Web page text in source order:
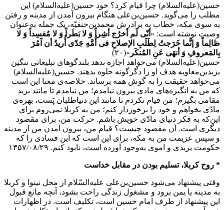
حسین(علیه‌السلام) چرا قیام کرد؟ خود حسین(علیه‌السلام) این
مطلب را می‌گوید. حسین‌بن‌علی هنگام بیرون آمدن از مدینه و رفتن
به سوی مکه، خطاب به برادرش محمدبن‌حنفیّه، یک جمله به‌عنوان
وصیت نوشته است: « أنّی لَم أخرُج أشِراً وَ لا بَطَراً وَ لا مُفسِداً وَ لا
ظالِماً وَ إنَّما خَرَجتُ لِطَلَبِ الإصلاحِ فی أُمَّهِ جَدّی أُریدُ أن آمُرَ
بِالمَعروفِ وَ أنهَی عَنِ المُنکَر »(۲۰)
حسین(علیه‌السلام) می‌خواهد اجازه ندهد بلندگوهای تبلیغاتی ننگین
یزیدبن‌معاویه هدف او را دگرگونه جلوه بدهند. حسین(علیه‌السلام)
می‌خواهد حقیقت را به گوش همه برساند. خلاصه‌ی معنا این است
که من به انگیزه‌های مادی بیرون نیامدم؛ من نیامدم تا مانند یزید
مقامی بگیرم؛ من قیام نکردم تا مانند این دنیاطلبان پَست، بهره‌ی
مادّی بخواهم و خود را برخوردار کنم؛ من به کربلا نمی‌روم برای
این‌که به فکر دنیای مادّی خویش باشم. حرکت من، برای مقصود
دیگری است. آن مقصود چیست؟ قیام من، بیرون آمدن من از مدینه
و سپس عزیمت من به مکه، برای این است که این فسادی را که
حکومت یزیدی و اموی به‌وجود آورده است، نابود کنم. ۱۳۵۷/۰۸/۲۹
* روح کربلا، تسلیم بودن در مقابل خداست
وقتی پیشنهاد می‌شود حسین‌بن‌علی علیه‌السّلام از محل نینوا و کربلا
به مدینه یا یمن برود و مشغول زندگی راحت بشود، آنچه مانع قبول
این پیشنهاد از طرف امام حسین است، تکلیف است. در اظهارات